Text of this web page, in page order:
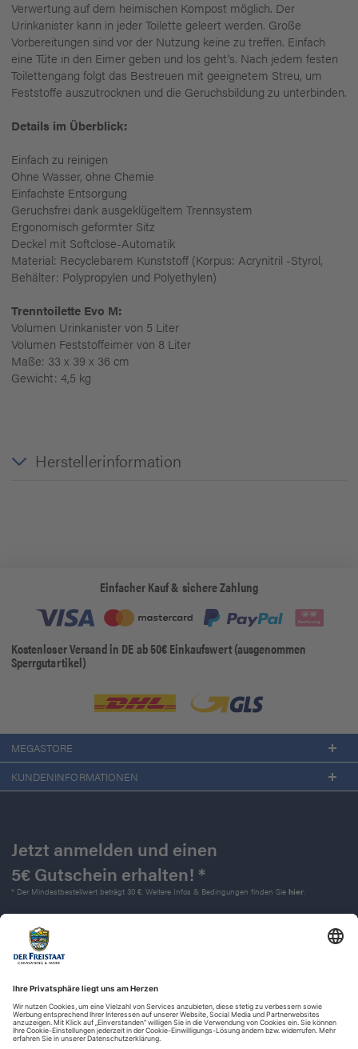
Verwertung auf dem heimischen Kompost möglich. Der
Urinkanister kann in jeder Toilette geleert werden. Große
Vorbereitungen sind vor der Nutzung keine zu treffen. Einfach
eine Tüte in den Eimer geben und los geht's. Nach jedem festen
Toilettengang folgt das Bestreuen mit geeignetem Streu, um
Feststoffe auszutrocknen und die Geruchsbildung zu unterbinden.
Details im Überblick:
Einfach zu reinigen
Ohne Wasser, ohne Chemie
Einfachste Entsorgung
Geruchsfrei dank ausgeklügeltem Trennsystem
Ergonomisch geformter Sitz
Deckel mit Softclose-Automatik
Material: Recyclebarem Kunststoff (Korpus: Acrynitril -Styrol,
Behälter: Polypropylen und Polyethylen)
Trenntoilette Evo M:
Volumen Urinkanister von 5 Liter
Volumen Feststoffeimer von 8 Liter
Maße: 33 x 39 x 36 cm
Gewicht: 4,5 kg
Herstellerinformation
Einfacher Kauf & sichere Zahlung
Kostenloser Versand in DE ab 50€ Einkaufswert (ausgenommen
Sperrgutartikel)
MEGASTORE
KUNDENINFORMATIONEN
Jetzt anmelden und einen
5€ Gutschein erhalten! *
* Der Mindestbestellwert beträgt 30 €. Weitere Infos & Bedingungen finden Sie hier.